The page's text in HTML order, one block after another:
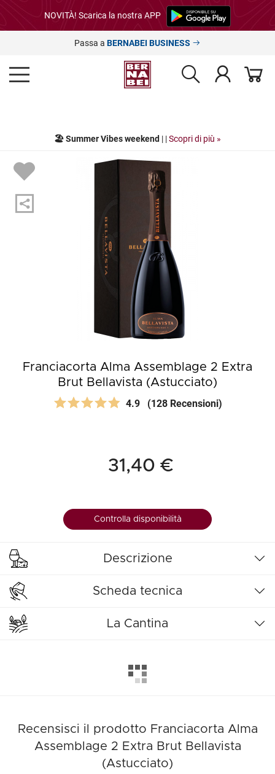
NOVITÀ! Scarica la nostra APP
Passa a BERNABEI BUSINESS
🏖️ Summer Vibes weekend | |Scopri di più »
Franciacorta Alma Assemblage 2 Extra
Brut Bellavista (Astucciato)
4.9 (128 Recensioni)
31,40 €
Controlla disponibilità
Descrizione
Scheda tecnica
La Cantina
Recensisci il prodotto Franciacorta Alma
Assemblage 2 Extra Brut Bellavista
(Astucciato)